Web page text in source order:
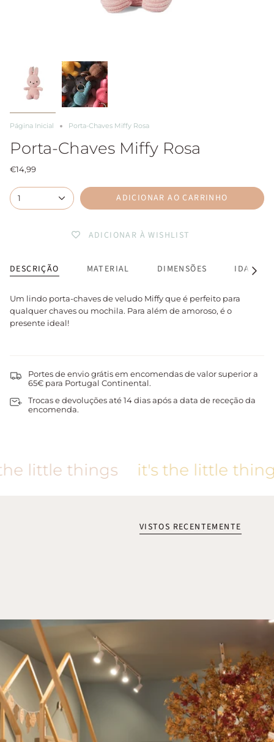
Página Inicial Porta-Chaves Miffy Rosa
Porta-Chaves Miffy Rosa
€14,99
1 ADICIONAR AO CARRINHO
ADICIONAR À WISHLIST
DESCRIÇÃO MATERIAL DIMENSÕES IDADE
Ver
Um lindo porta-chaves de veludo Miffy que é perfeito para
qualquer chaves ou mochila. Para além de amoroso, é o
presente ideal!
Portes de envio grátis em encomendas de valor superior a
65€ para Portugal Continental.
Trocas e devoluções até 14 dias após a data de receção da
encomenda.
little things it's the little things
VISTOS RECENTEMENTE